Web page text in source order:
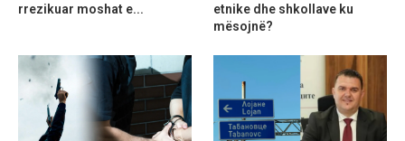
rrezikuar moshat e...
etnike dhe shkollave ku
mësojnë?